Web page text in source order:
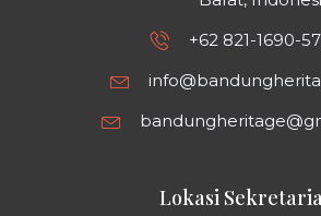
+62 821-1690-
Lokasi